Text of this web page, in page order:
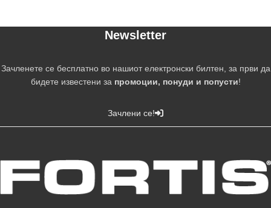
Newsletter
Зачленете се бесплатно во нашиот електронски билтен, за први да
бидете известени за промоции, понуди и попусти!
Зачлени се!